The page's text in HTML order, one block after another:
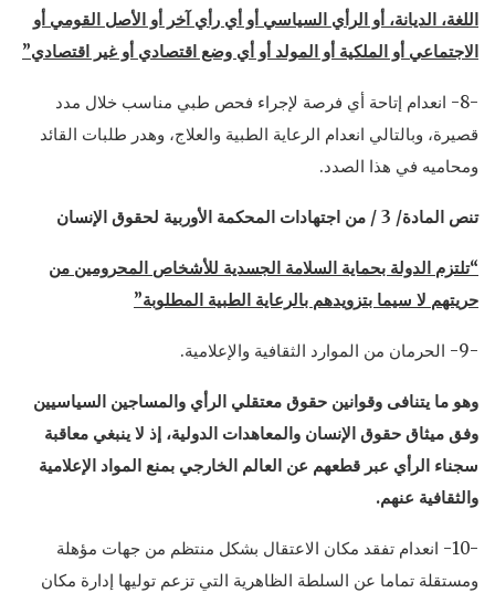
اللغة، الديانة، أو الرأي السياسي أو أي رأي آخر أو الأصل القومي أو
الاجتماعي أو الملكية أو المولد أو أي وضع اقتصادي أو غير اقتصادي”
-8- انعدام إتاحة أي فرصة لإجراء فحص طبي مناسب خلال مدد
قصيرة، وبالتالي انعدام الرعاية الطبية والعلاج، وهدر طلبات القائد
ومحاميه في هذا الصدد.
تنص المادة/ 3 / من اجتهادات المحكمة الأوربية لحقوق الإنسان
“تلتزم الدولة بحماية السلامة الجسدية للأشخاص المحرومين من
حريتهم لا سيما بتزويدهم بالرعاية الطبية المطلوبة”
-9- الحرمان من الموارد الثقافية والإعلامية.
وهو ما يتنافى وقوانين حقوق معتقلي الرأي والمساجين السياسيين
وفق ميثاق حقوق الإنسان والمعاهدات الدولية، إذ لا ينبغي معاقبة
سجناء الرأي عبر قطعهم عن العالم الخارجي بمنع المواد الإعلامية
والثقافية عنهم.
-10- انعدام تفقد مكان الاعتقال بشكل منتظم من جهات مؤهلة
ومستقلة تماما عن السلطة الظاهرية التي تزعم توليها إدارة مكان